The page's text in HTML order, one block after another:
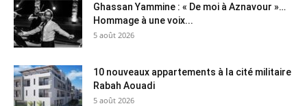
Ghassan Yammine : « De moi à Aznavour »…
Hommage à une voix...
5 août 2026
10 nouveaux appartements à la cité militaire
Rabah Aouadi
5 août 2026